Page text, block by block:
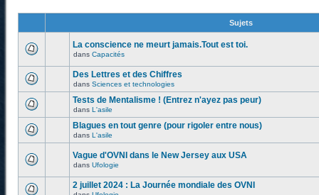
Sujets
La conscience ne meurt jamais.Tout est toi.
dans Capacités
Des Lettres et des Chiffres
dans Sciences et technologies
Tests de Mentalisme ! (Entrez n'ayez pas peur)
dans L'asile
Blagues en tout genre (pour rigoler entre nous)
dans L'asile
Vague d'OVNI dans le New Jersey aux USA
dans Ufologie
2 juillet 2024 : La Journée mondiale des OVNI